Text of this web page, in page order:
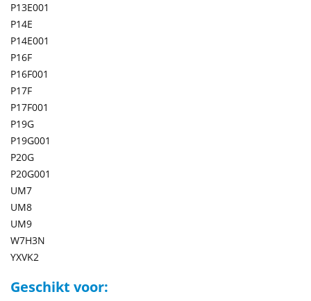
P13E001
P14E
P14E001
P16F
P16F001
P17F
P17F001
P19G
P19G001
P20G
P20G001
UM7
UM8
UM9
W7H3N
YXVK2
Geschikt voor: